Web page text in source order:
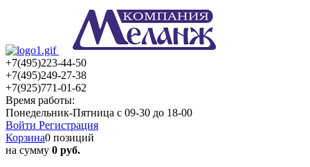
+7(495)223-44-50
+7(495)249-27-38
+7(925)771-01-62
Время работы:
Понедельник-Пятница с 09-30 до 18-00
Войти Регистрация
Корзина0 позиций
на сумму 0 руб.